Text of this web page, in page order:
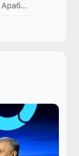
Муҳаммад
шын